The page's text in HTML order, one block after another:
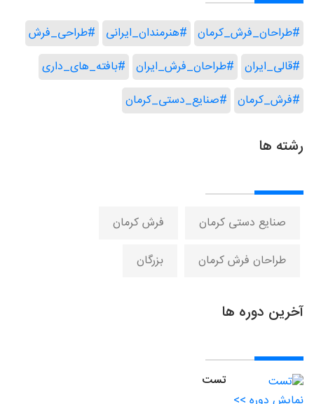
#طراحان_فرش_کرمان #هنرمندان_ایرانی
#طراحی_فرش
#قالی_ایران
#طراحان_فرش_ایران
#بافته_های_داری
#فرش_کرمان
#صنایع_دستی_کرمان
رشته ها
صنایع دستی کرمان
فرش کرمان
طراحان فرش کرمان
بزرگان
آخرین دوره ها
تست